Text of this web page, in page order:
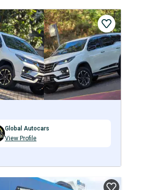
Global Autocars
View Profile